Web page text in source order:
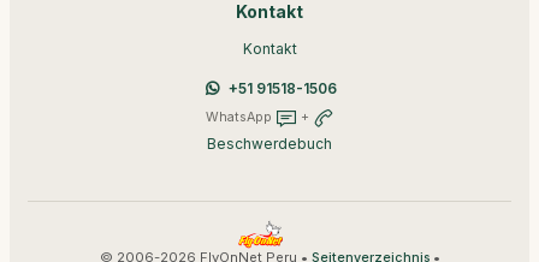
Kontakt
Kontakt
+51 91518-1506
WhatsApp +
Beschwerdebuch
© 2006-2026 FlyOnNet Peru • Seitenverzeichnis•